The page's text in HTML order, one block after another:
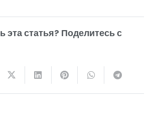
эта статья? Поделитесь с